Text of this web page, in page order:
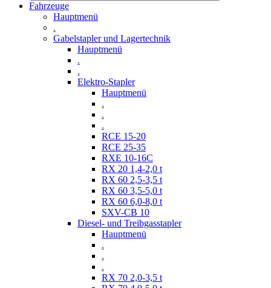
Fahrzeuge
Hauptmenü
.
Gabelstapler und Lagertechnik
Hauptmenü
.
.
Elektro-Stapler
Hauptmenü
.
.
.
RCE 15-20
RCE 25-35
RXE 10-16C
RX 20 1,4-2,0 t
RX 60 2,5-3,5 t
RX 60 3,5-5,0 t
RX 60 6,0-8,0 t
SXV-CB 10
Diesel- und Treibgasstapler
Hauptmenü
.
.
.
RX 70 2,0-3,5 t